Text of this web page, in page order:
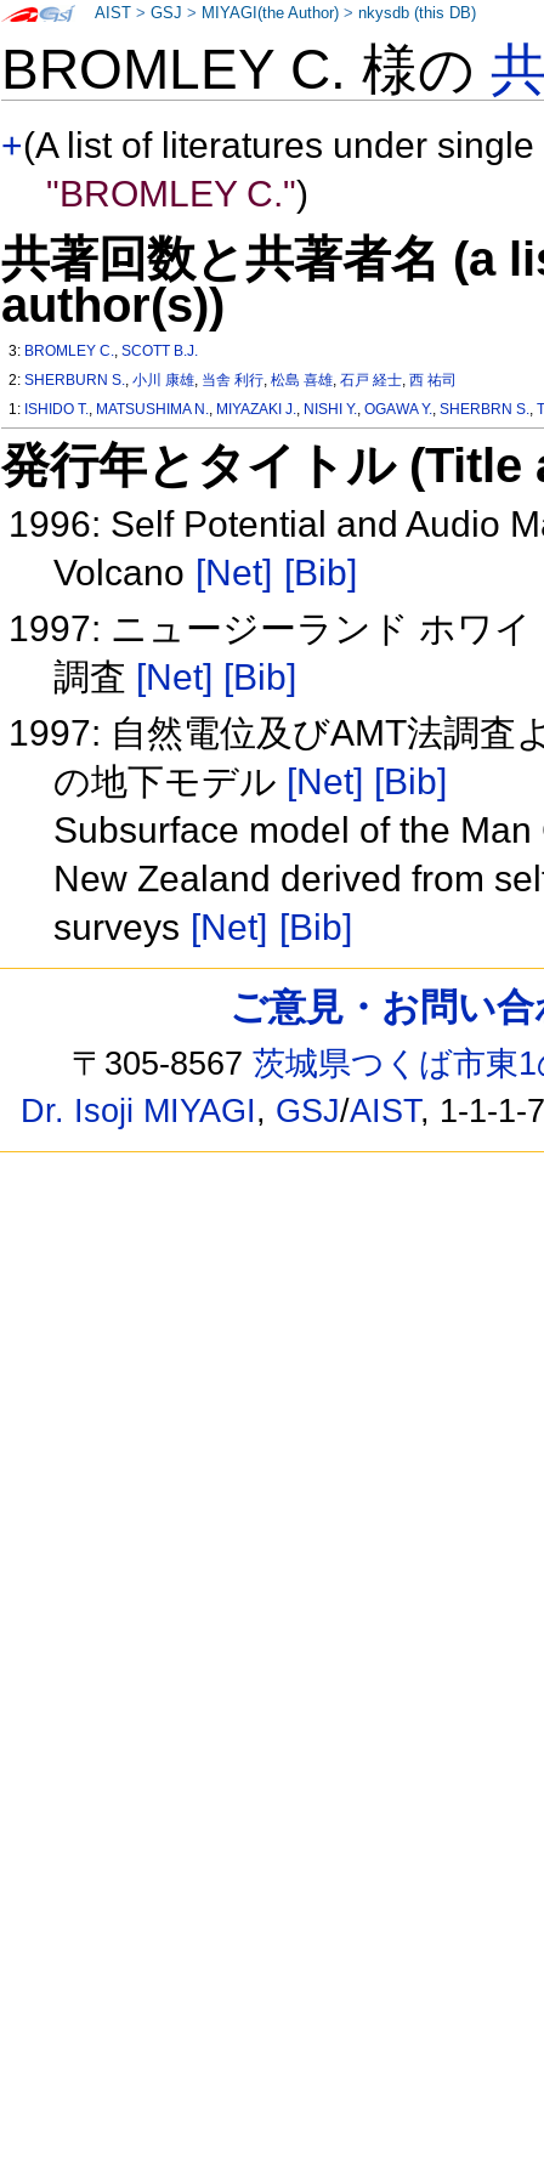
BROMLEY C. 様の
+(A list of literatures under
"BROMLEY C.")
共著回数と共著者名 (a
author(s))
3: BROMLEY C.,SCOTT B.J.
2:SHERBURN S.,小川 康雄, 当舎 利行,松島 喜雄,石戸 経士,西 祐司
1: ISHIDO T., MATSUSHIMA N., MIYAZAKI J., NISHI Y.,OGAWA Y.,SHERBRN S.,
発行年とタイトル
1996: Self Potential and Audio
Volcano [Net] [Bib]
1997: ニュージーランド ホワ
調査 [Net] [Bib]
1997: 自然電位及びAMT法調査
の地下モデル [Net] [Bib]
Subsurface model of the
New Zealand derived from
surveys [Net] [Bib]
AIST >GSJ > MIYAGI(the Author) >nkysdb (this DB)
ご意見・お問い
〒305-8567茨城県つくば市東
Dr. Isoji MIYAGI, GSJ/AIST, 1-1-1-